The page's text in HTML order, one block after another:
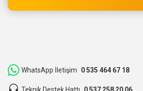
O... B... | 07/03/2026
WhatsApp İletişim 0 535 464 67 18
Teknik Destek Hattı 0 537 258 20 06